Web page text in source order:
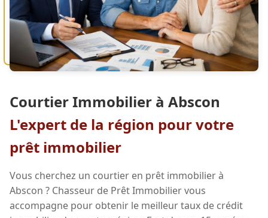
Courtier Immobilier à Abscon
L'expert de la région pour votre
prêt immobilier
Vous cherchez un courtier en prêt immobilier à
Abscon ? Chasseur de Prêt Immobilier vous
accompagne pour obtenir le meilleur taux de crédit